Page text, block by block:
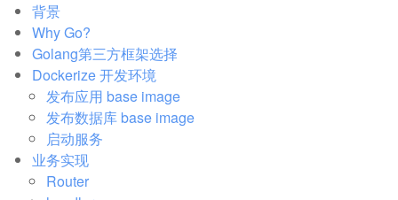
背景
Why Go?
Golang第三方框架选择
Dockerize 开发环境
发布应用 base image
发布数据库 base image
启动服务
业务实现
Router